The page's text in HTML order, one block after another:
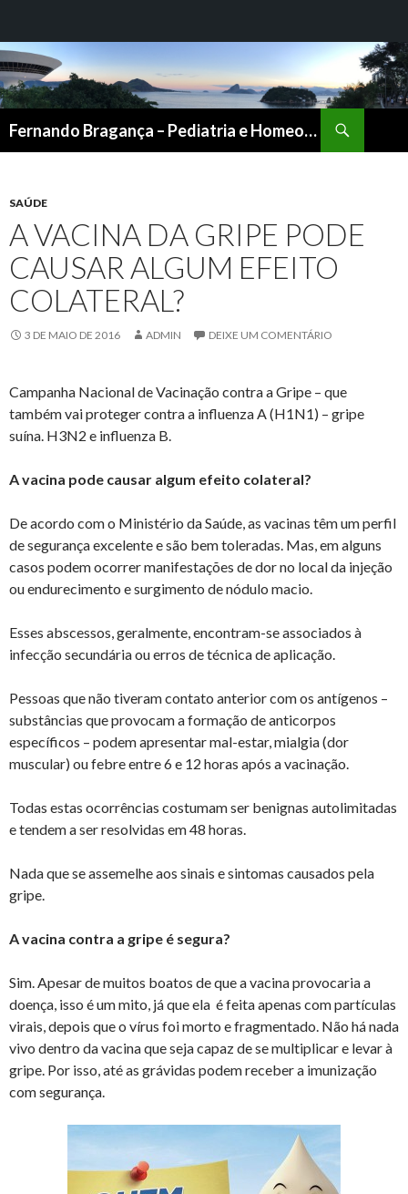
Fernando Bragança – Pediatria e Homeopatia
CONTEÚDO
SAÚDE
A VACINA DA GRIPE PODE
CAUSAR ALGUM EFEITO
COLATERAL?
3 DE MAIO DE 2016 ADMIN DEIXE UM COMENTÁRIO
Campanha Nacional de Vacinação contra a Gripe – que
também vai proteger contra a influenza A (H1N1) – gripe
suína. H3N2 e influenza B.
A vacina pode causar algum efeito colateral?
De acordo com o Ministério da Saúde, as vacinas têm um perfil
de segurança excelente e são bem toleradas. Mas, em alguns
casos podem ocorrer manifestações de dor no local da injeção
ou endurecimento e surgimento de nódulo macio.
Esses abscessos, geralmente, encontram-se associados à
infecção secundária ou erros de técnica de aplicação.
Pessoas que não tiveram contato anterior com os antígenos –
substâncias que provocam a formação de anticorpos
específicos – podem apresentar mal-estar, mialgia (dor
muscular) ou febre entre 6 e 12 horas após a vacinação.
Todas estas ocorrências costumam ser benignas autolimitadas
e tendem a ser resolvidas em 48 horas.
Nada que se assemelhe aos sinais e sintomas causados pela
gripe.
A vacina contra a gripe é segura?
Sim. Apesar de muitos boatos de que a vacina provocaria a
doença, isso é um mito, já que ela é feita apenas com partículas
virais, depois que o vírus foi morto e fragmentado. Não há nada
vivo dentro da vacina que seja capaz de se multiplicar e levar à
gripe. Por isso, até as grávidas podem receber a imunização
com segurança.